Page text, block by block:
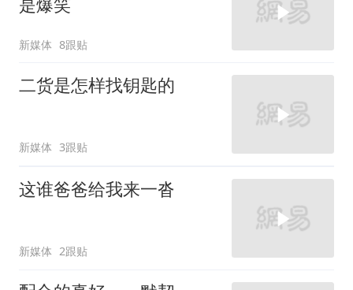
新媒体 8跟贴
二货是怎样找钥匙的
新媒体 3跟贴
这谁爸爸给我来一沓
新媒体 2跟贴